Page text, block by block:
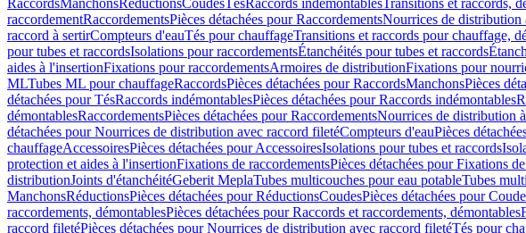
RaccordsManchonsRéductionsCoudesTésRaccords indémontablesTransitions et raccords,
raccordementRaccordementsPièces détachées pour RaccordementsNourrices de distribution
raccord à sertirCompteurs d'eauTés pour chauffageTransitions et raccords pour chauffage,
pour tubes et raccordsIsolations pour raccordementsÉtanchéités pour tubes et raccords
aides à l'insertionFixations pour raccordementsArmoires de distributionFixations pour
MLTubes ML pour chauffageRaccordsPièces détachées pour RaccordsManchonsPièces
détachées pour TésRaccords indémontablesPièces détachées pour Raccords indémontables
démontablesRaccordementsPièces détachées pour RaccordementsNourrices de distribution
détachées pour Nourrices de distribution avec raccord filetéCompteurs d'eauPièces
chauffageAccessoiresPièces détachées pour AccessoiresIsolations pour tubes et raccords
protection et aides à l'insertionFixations de raccordementsPièces détachées pour Fixations
distributionJoints d'étanchéitéGeberit MeplaTubes multicouches pour eau potableTubes
ManchonsRéductionsPièces détachées pour RéductionsCoudesPièces détachées pour
raccordements, démontablesPièces détachées pour Raccords et raccordements, démontables
raccord filetéPièces détachées pour Nourrices de distribution avec raccord filetéTés pour